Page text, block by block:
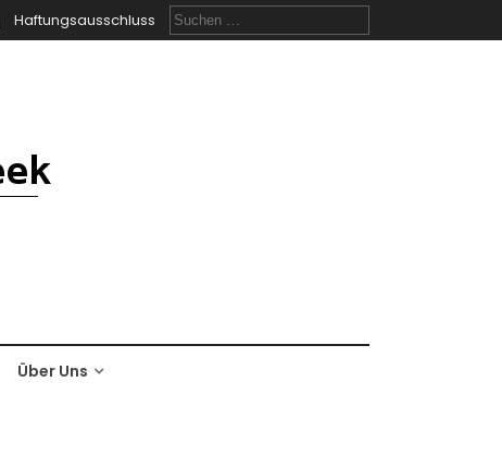
Haftungsausschluss
Suchen
nach:
Über Uns